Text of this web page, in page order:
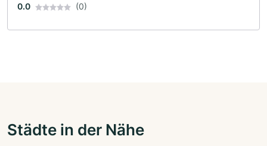
0.0 (0)
Städte in der Nähe